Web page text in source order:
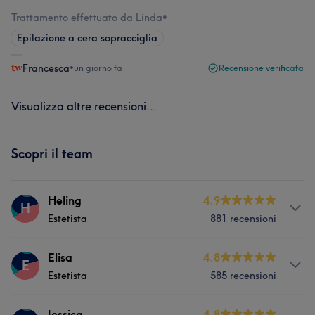
Trattamento effettuato da Linda•
Epilazione a cera sopracciglia
Francesca•un giorno fa Recensione verificata
Visualizza altre recensioni...
Scopri il team
H Heling
Estetista
4.9
881 recensioni
Servizi
E Elisa
Estetista
4.8
585 recensioni